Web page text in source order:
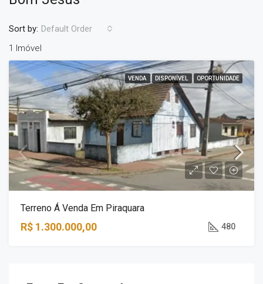
1 Imóvel
Sort by: Default Order
VENDA DISPONÍVEL OPORTUNIDADE
Terreno Á Venda Em Piraquara
R$ 1.300.000,00 480